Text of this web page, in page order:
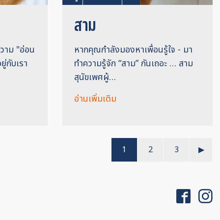
าม "อ่อน
กับเรา
สาม
หากคุณกำลังมองหาเพื่อนรู้ใจ - มา
ทำความรู้จัก “สาม” กันเถอะ … สาม
สุนัขเพศผู้…
อ่านเพิ่มเติม
1 2 3 ▶︎